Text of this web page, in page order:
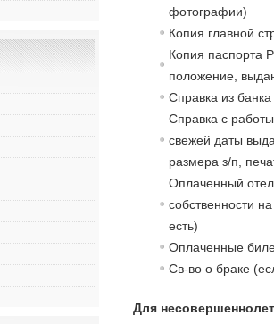
фотографии)
Копия главной
Копия паспорта
положение,
Справка из
Справка с
свежей даты
размера з/п,
Оплаченный
собственности
есть)
Оплаченные
Св-во о браке
Для